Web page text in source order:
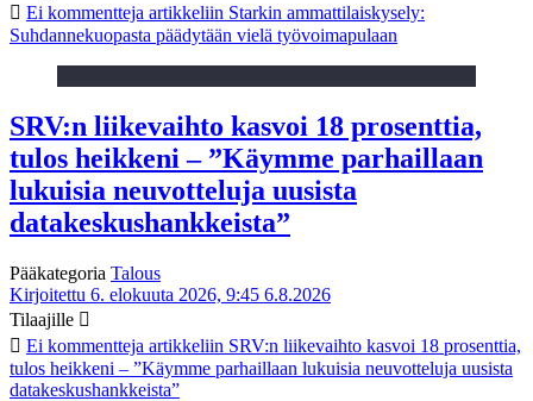
Ei kommentteja artikkeliin Starkin ammattilaiskysely:
Suhdannekuopasta päädytään vielä työvoimapulaan
SRV:n liikevaihto kasvoi 18 prosenttia,
tulos heikkeni – ”Käymme parhaillaan
lukuisia neuvotteluja uusista
datakeskushankkeista”
Pääkategoria Talous
Kirjoitettu 6. elokuuta 2026, 9:45 6.8.2026
Tilaajille
Ei kommentteja artikkeliin SRV:n liikevaihto kasvoi 18 prosenttia,
tulos heikkeni – ”Käymme parhaillaan lukuisia neuvotteluja uusista
datakeskushankkeista”